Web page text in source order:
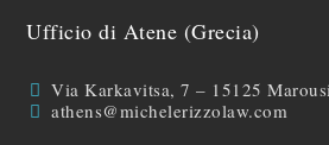
Ufficio di Atene (Grecia)
Via Karkavitsa, 7 – 15125
athens@michelerizzolaw.com